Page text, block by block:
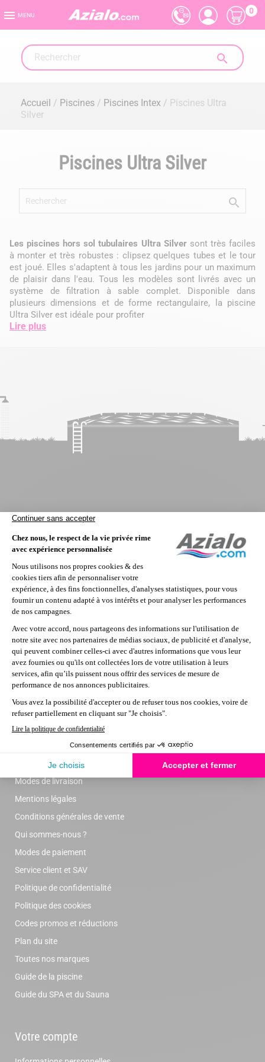
 MENU

0
Accueil Piscines Piscines Intex
Piscines Ultra
Silver
Piscines Ultra Silver

Les piscines hors sol tubulaires Ultra Silver sont très faciles
à monter et très robustes : clipsez quelques tubes et le tour
est joué. Elles s'adaptent à tous les jardins pour un maximum
de plaisir dans l'eau. Tous les modèles sont livrés avec un
système de filtration à sable complet. Disponible dans
plusieurs dimensions et de forme rectangulaire, la piscine
Ultra Silver est idéale pour profiter
Lire plus
Nous contacter
Informations
Modes de livraison
Mentions légales
Conditions générales de vente
Qui sommes-nous ?
Modes de paiement
Service client et SAV
Politique de confidentialité
Politique des cookies
Codes promos et réductions
Plan du site
Toutes nos marques
Guide de la piscine
Guide du SPA et du Sauna
Votre compte